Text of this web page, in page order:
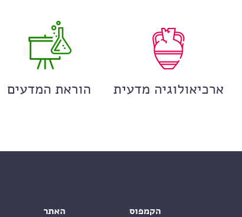
ארכיאולוגיה מדעית הוראת המדעים
הקמפוס האתר